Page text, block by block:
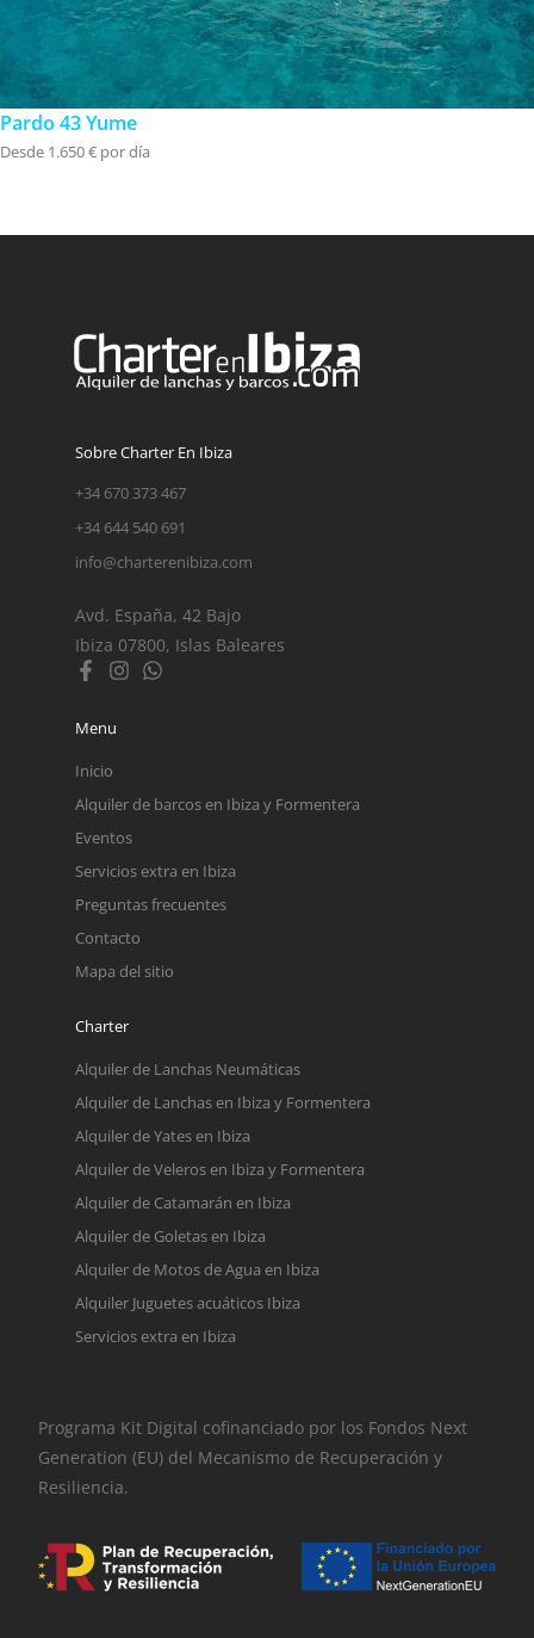
Pardo 43 Yume
Desde 1.650 € por día
Sobre Charter En Ibiza
+34 670 373 467
+34 644 540 691
info@charterenibiza.com
Avd. España, 42 Bajo
Ibiza 07800, Islas Baleares
Menu
Inicio
Alquiler de barcos en Ibiza y Formentera
Eventos
Servicios extra en Ibiza
Preguntas frecuentes
Contacto
Mapa del sitio
Charter
Alquiler de Lanchas Neumáticas
Alquiler de Lanchas en Ibiza y Formentera
Alquiler de Yates en Ibiza
Alquiler de Veleros en Ibiza y Formentera
Alquiler de Catamarán en Ibiza
Alquiler de Goletas en Ibiza
Alquiler de Motos de Agua en Ibiza
Alquiler Juguetes acuáticos Ibiza
Servicios extra en Ibiza
Programa Kit Digital cofinanciado por los Fondos Next
Generation (EU) del Mecanismo de Recuperación y
Resiliencia.